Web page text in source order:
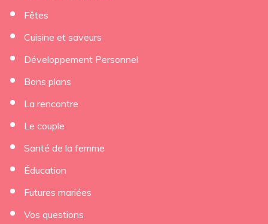
Fêtes
Cuisine et saveurs
Développement Personnel
Bons plans
La rencontre
Le couple
Santé de la femme
Éducation
Futures mariées
Vos questions